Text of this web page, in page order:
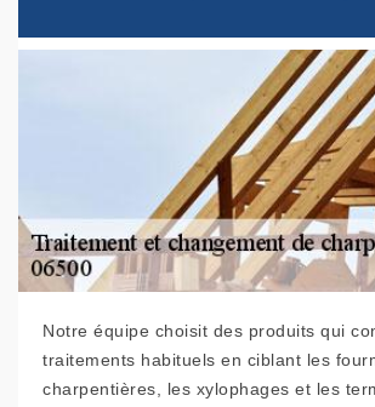
Notre équipe choisit des produits qui
traitements habituels en ciblant les
charpentières, les xylophages et les